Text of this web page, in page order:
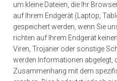
um kleine Dateien, die Ihr
auf Ihrem Endgerät (Laptop,
gespeichert werden, wenn Sie
richten auf Ihrem Endgerät
Viren, Trojaner oder sonstige
werden Informationen abgelegt,
Zusammenhang mit dem